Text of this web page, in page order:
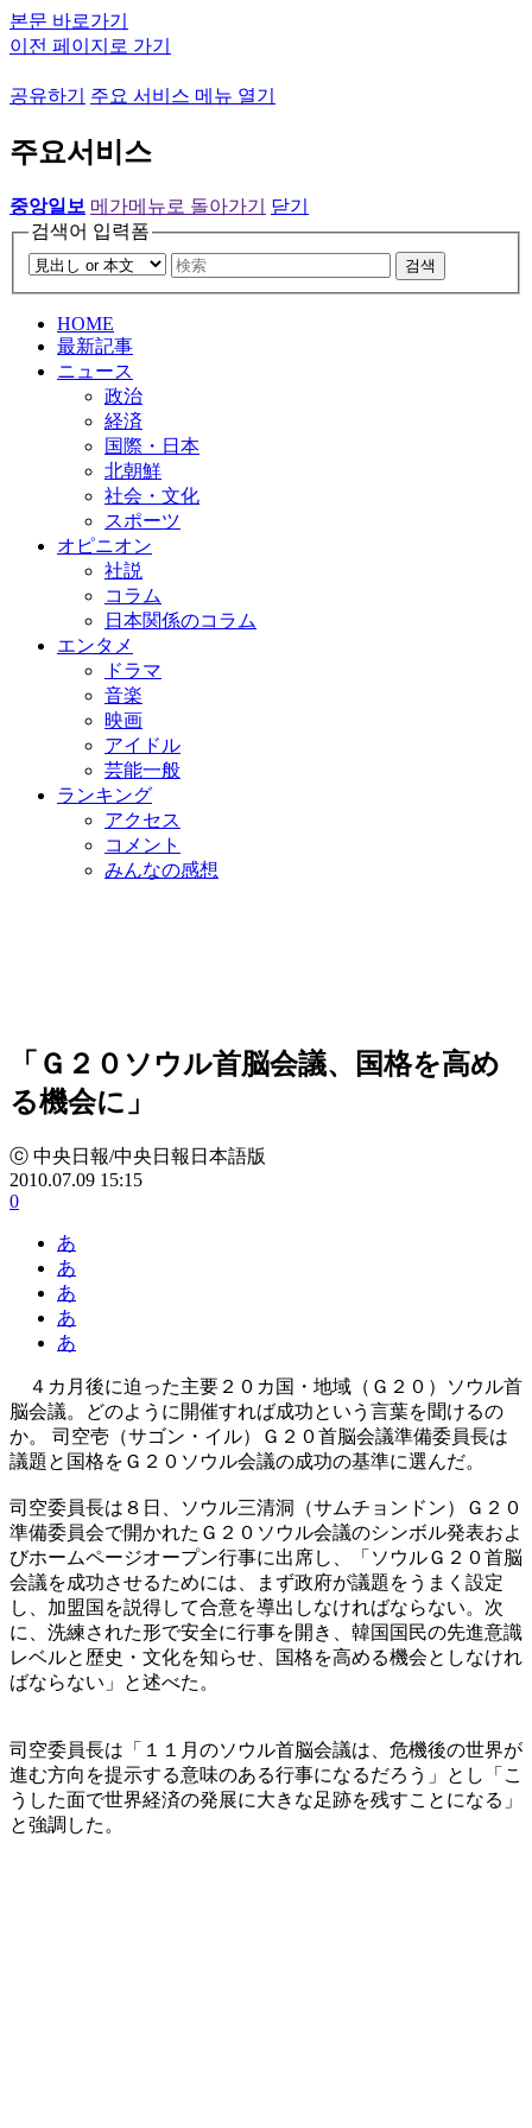
본문 바로가기
이전 페이지로 가기
공유하기 주요 서비스 메뉴 열기
주요서비스
중앙일보 메가메뉴로 돌아가기
닫기
검색어 입력폼
검색
HOME
最新記事
ニュース
政治
経済
国際・日本
北朝鮮
社会・文化
スポーツ
オピニオン
社説
コラム
日本関係のコラム
エンタメ
ドラマ
音楽
映画
アイドル
芸能一般
ランキング
アクセス
コメント
みんなの感想
「Ｇ２０ソウル首脳会議、国格を高め
る機会に」
ⓒ 中央日報/中央日報日本語版
2010.07.09 15:15
0
あ
あ
あ
あ
あ
４カ月後に迫った主要２０カ国・地域（Ｇ２０）ソウル首
脳会議。どのように開催すれば成功という言葉を聞けるの
か。 司空壱（サゴン・イル）Ｇ２０首脳会議準備委員長は
議題と国格をＧ２０ソウル会議の成功の基準に選んだ。
司空委員長は８日、ソウル三清洞（サムチョンドン）Ｇ２０
準備委員会で開かれたＧ２０ソウル会議のシンボル発表およ
びホームページオープン行事に出席し、「ソウルＧ２０首脳
会議を成功させるためには、まず政府が議題をうまく設定
し、加盟国を説得して合意を導出しなければならない。次
に、洗練された形で安全に行事を開き、韓国国民の先進意識
レベルと歴史・文化を知らせ、国格を高める機会としなけれ
ばならない」と述べた。
司空委員長は「１１月のソウル首脳会議は、危機後の世界が
進む方向を提示する意味のある行事になるだろう」とし「こ
うした面で世界経済の発展に大きな足跡を残すことになる」
と強調した。